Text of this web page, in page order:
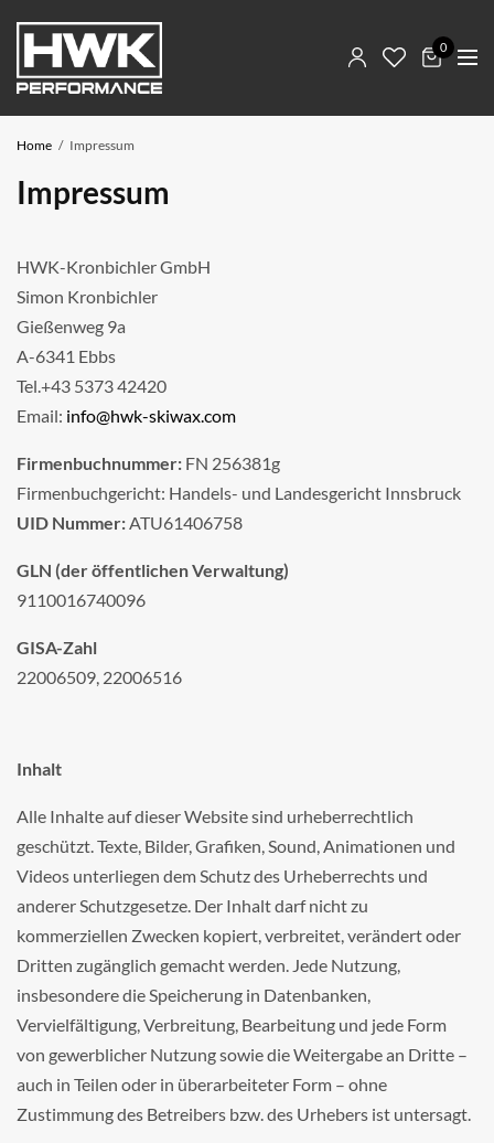
0
Home Impressum
Impressum
HWK-Kronbichler GmbH
Simon Kronbichler
Gießenweg 9a
A-6341 Ebbs
Tel.+43 5373 42420
Email: info@hwk-skiwax.com
Firmenbuchnummer: FN 256381g
Firmenbuchgericht: Handels- und Landesgericht Innsbruck
UID Nummer:ATU61406758
GLN (der öffentlichen Verwaltung)
9110016740096
GISA-Zahl
22006509, 22006516
Inhalt
Alle Inhalte auf dieser Website sind urheberrechtlich
geschützt. Texte, Bilder, Grafiken, Sound, Animationen und
Videos unterliegen dem Schutz des Urheberrechts und
anderer Schutzgesetze. Der Inhalt darf nicht zu
kommerziellen Zwecken kopiert, verbreitet, verändert oder
Dritten zugänglich gemacht werden. Jede Nutzung,
insbesondere die Speicherung in Datenbanken,
Vervielfältigung, Verbreitung, Bearbeitung und jede Form
von gewerblicher Nutzung sowie die Weitergabe an Dritte –
auch in Teilen oder in überarbeiteter Form – ohne
Zustimmung des Betreibers bzw. des Urhebers ist untersagt.